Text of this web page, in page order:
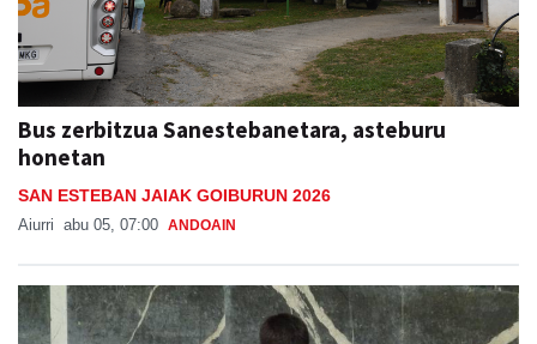
Bus zerbitzua Sanestebanetara, asteburu
honetan
SAN ESTEBAN JAIAK GOIBURUN 2026
Aiurri abu 05, 07:00 ANDOAIN